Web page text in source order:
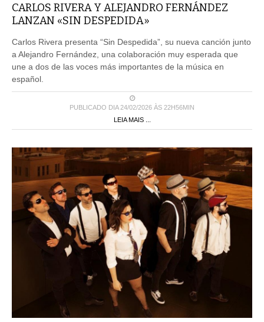
CARLOS RIVERA Y ALEJANDRO FERNÁNDEZ
LANZAN «SIN DESPEDIDA»
Carlos Rivera presenta “Sin Despedida”, su nueva canción junto
a Alejandro Fernández, una colaboración muy esperada que
une a dos de las voces más importantes de la música en
español.
PUBLICADO DIA 24/02/2026 ÀS 22H56MIN
LEIA MAIS ...